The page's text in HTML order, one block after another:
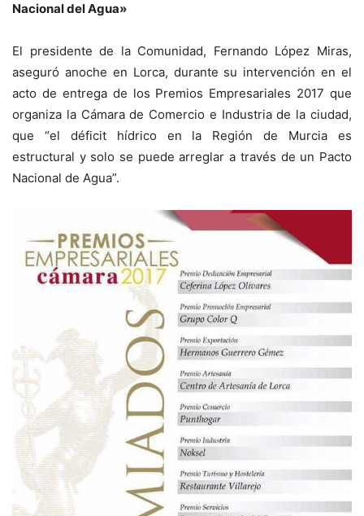
Nacional del Agua»
El presidente de la Comunidad, Fernando López Miras,
aseguró anoche en Lorca, durante su intervención en el
acto de entrega de los Premios Empresariales 2017 que
organiza la Cámara de Comercio e Industria de la ciudad,
que “el déficit hídrico en la Región de Murcia es
estructural y solo se puede arreglar a través de un Pacto
Nacional de Agua”.